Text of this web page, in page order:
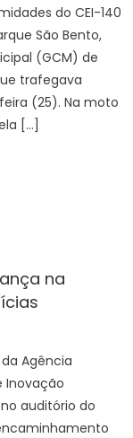
do CEI-140
São Bento,
(GCM) de
trafegava
(25). Na moto
[…]
na
Agência
Inovação
auditório do